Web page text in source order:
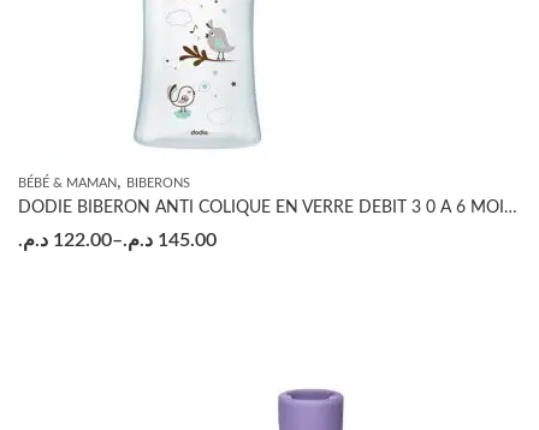
BÉBÉ & MAMAN, BIBERONS
DODIE BIBERON ANTI COLIQUE EN VERRE DEBIT 3 0 A 6 MOIS VERT OISEAUX 270ML
122.00 د.م. – 145.00 د.م.